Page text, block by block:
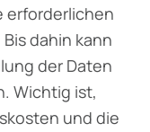
erforderlichen
dahin kann
der Daten
Wichtig ist,
und die